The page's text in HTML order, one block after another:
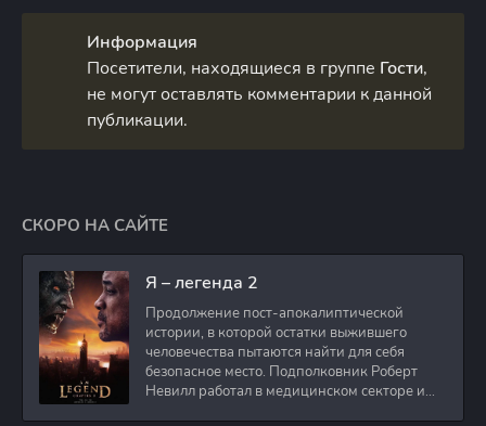
Информация
Посетители, находящиеся в группе Гости,
не могут оставлять комментарии к данной
публикации.
СКОРО НА САЙТЕ
Я – легенда 2
Продолжение пост-апокалиптической
истории, в которой остатки выжившего
человечества пытаются найти для себя
безопасное место. Подполковник Роберт
Невилл работал в медицинском секторе и